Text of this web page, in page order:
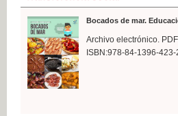
Bocados de mar.
Archivo electrónico.
ISBN:978-84-1396-423-